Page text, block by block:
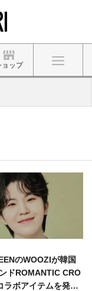
ョップ
のWOOZIが韓国
ドROMANTIC CRO
ラボアイテムを発